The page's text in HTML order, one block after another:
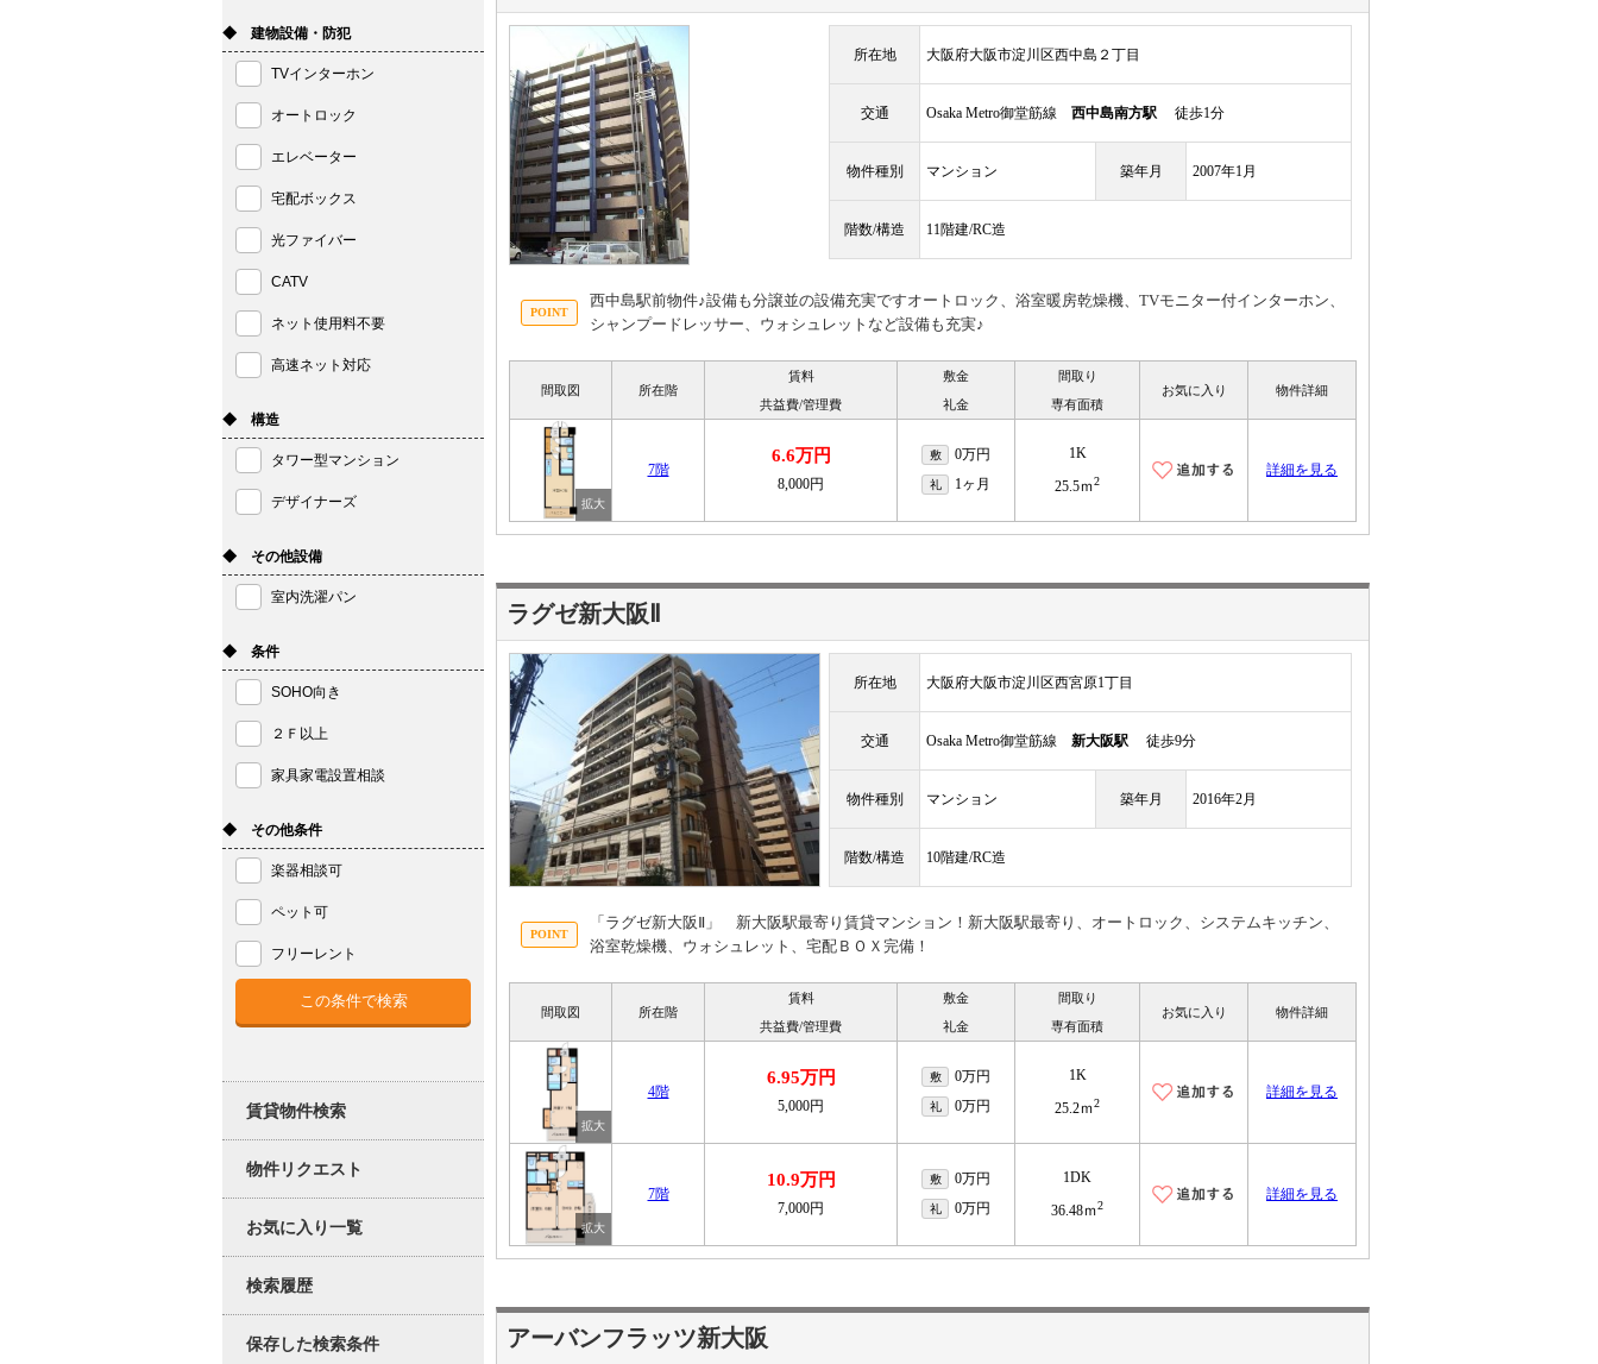
所在地 大阪府大阪市淀川区西中島２丁目
交通 Osaka Metro御堂筋線 西中島南方駅 徒歩1分
物件種別 マンション 築年月 2007年1月
階数/構造 11階建/RC造
西中島駅前物件♪設備も分譲並の設備充実ですオートロック、浴室暖房乾燥機、TVモニター付インターホン、
シャンプードレッサー、ウォシュレットなど設備も充実♪
間取図 所在階
賃料
共益費/管理費
敷金
礼金
間取り
専有面積
お気に入り 物件詳細
7階
6.6万円
8,000円
敷 0万円
礼 1ヶ月
1K
25.5ｍ2
詳細を見る
ラグゼ新大阪Ⅱ
所在地 大阪府大阪市淀川区西宮原1丁目
交通 Osaka Metro御堂筋線 新大阪駅 徒歩9分
物件種別 マンション 築年月 2016年2月
階数/構造 10階建/RC造
「ラグゼ新大阪Ⅱ」 新大阪駅最寄り賃貸マンション！新大阪駅最寄り、オートロック、システムキッチン、
浴室乾燥機、ウォシュレット、宅配ＢＯＸ完備！
間取図 所在階
賃料
共益費/管理費
敷金
礼金
間取り
専有面積
お気に入り 物件詳細
4階
6.95万円
5,000円
敷 0万円
礼 0万円
1K
25.2ｍ2
詳細を見る
7階
10.9万円
7,000円
敷 0万円
礼 0万円
1DK
36.48ｍ2
詳細を見る
アーバンフラッツ新大阪
◆ 建物設備・防犯
TVインターホン
オートロック
エレベーター
宅配ボックス
光ファイバー
CATV
ネット使用料不要
高速ネット対応
◆ 構造
タワー型マンション
デザイナーズ
◆ その他設備
室内洗濯パン
◆ 条件
SOHO向き
２Ｆ以上
家具家電設置相談
◆ その他条件
楽器相談可
ペット可
フリーレント
賃貸物件検索
物件リクエスト
お気に入り一覧
検索履歴
保存した検索条件